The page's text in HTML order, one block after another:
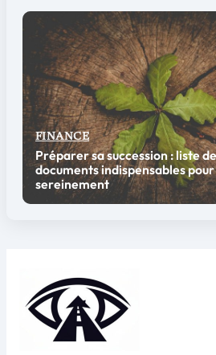
FINANCE
Préparer sa succession : liste
documents indispensables
sereinement